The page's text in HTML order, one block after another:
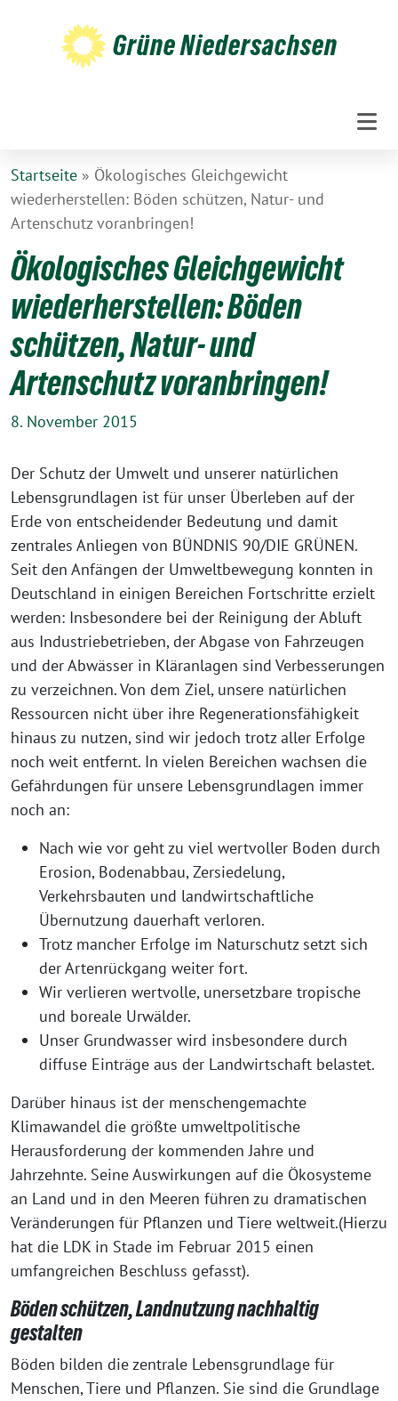
Grüne Niedersachsen
Startseite » Ökologisches Gleichgewicht
wiederherstellen: Böden schützen, Natur- und
Artenschutz voranbringen!
Ökologisches Gleichgewicht
wiederherstellen: Böden
schützen, Natur- und
Artenschutz voranbringen!
8. November 2015
Der Schutz der Umwelt und unserer natürlichen
Lebensgrundlagen ist für unser Überleben auf der
Erde von entscheidender Bedeutung und damit
zentrales Anliegen von BÜNDNIS 90/DIE GRÜNEN.
Seit den Anfängen der Umweltbewegung konnten in
Deutschland in einigen Bereichen Fortschritte erzielt
werden: Insbesondere bei der Reinigung der Abluft
aus Industriebetrieben, der Abgase von Fahrzeugen
und der Abwässer in Kläranlagen sind Verbesserungen
zu verzeichnen. Von dem Ziel, unsere natürlichen
Ressourcen nicht über ihre Regenerationsfähigkeit
hinaus zu nutzen, sind wir jedoch trotz aller Erfolge
noch weit entfernt. In vielen Bereichen wachsen die
Gefährdungen für unsere Lebensgrundlagen immer
noch an:
Nach wie vor geht zu viel wertvoller Boden durch
Erosion, Bodenabbau, Zersiedelung,
Verkehrsbauten und landwirtschaftliche
Übernutzung dauerhaft verloren.
Trotz mancher Erfolge im Naturschutz setzt sich
der Artenrückgang weiter fort.
Wir verlieren wertvolle, unersetzbare tropische
und boreale Urwälder.
Unser Grundwasser wird insbesondere durch
diffuse Einträge aus der Landwirtschaft belastet.
Darüber hinaus ist der menschengemachte
Klimawandel die größte umweltpolitische
Herausforderung der kommenden Jahre und
Jahrzehnte. Seine Auswirkungen auf die Ökosysteme
an Land und in den Meeren führen zu dramatischen
Veränderungen für Pflanzen und Tiere weltweit.(Hierzu
hat die LDK in Stade im Februar 2015 einen
umfangreichen Beschluss gefasst).
Böden schützen, Landnutzung nachhaltig
gestalten
Böden bilden die zentrale Lebensgrundlage für
Menschen, Tiere und Pflanzen. Sie sind die Grundlage